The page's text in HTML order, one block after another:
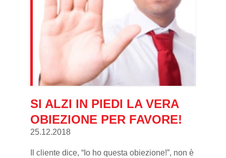
SI ALZI IN PIEDI LA VERA
OBIEZIONE PER FAVORE!
25.12.2018
Il cliente dice, “Io ho questa obiezione!”, non è